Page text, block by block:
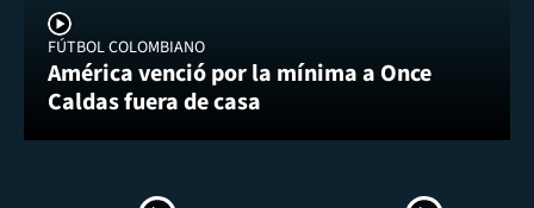
FÚTBOL COLOMBIANO
América venció por la mínima a Once
Caldas fuera de casa